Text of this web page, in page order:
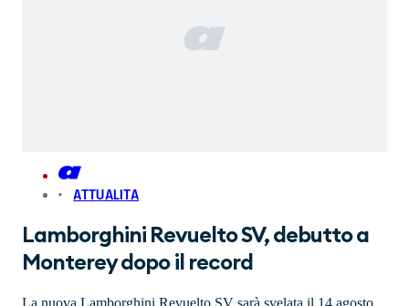
ATTUALITA
Lamborghini Revuelto SV, debutto a
Monterey dopo il record
La nuova Lamborghini Revuelto SV sarà svelata il 14 agosto